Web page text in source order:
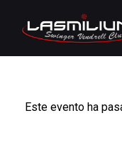
Este evento ha